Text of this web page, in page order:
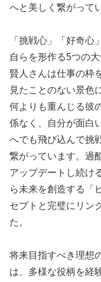
へと美しく繋がって
「挑戦心」「好奇心
自らを形作る5つの
賢人さんは仕事の枠
見たことのない景色
何よりも重んじる彼
係なく、自分が面白
へでも飛び込んで挑
繋がっています。過
アップデートし続け
ら未来を創造する「
セプトと完璧にリン
た。
将来目指すべき理想
は、多様な役柄を経